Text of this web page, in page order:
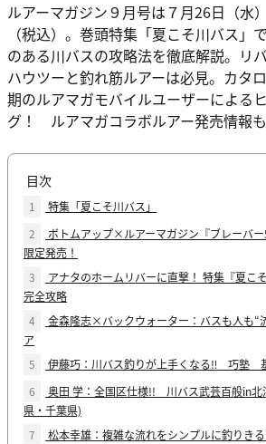
ルアーマガジン９月号は７月26日（水
（税込）。巻頭特集「夏こそ川バス」
のある川バスの攻略法を徹底解説。リ
ハウツーと釣れ筋ルアーは必見。カタ
期のルアマガモバイルユーザーによる
グ！ ルアマガコラボルアー発売情報も
目次
1
特集「夏こそ川バス」
2
ボトムアップ×ルアーマガジン『ブレーバー
限定発売！
3
アナタのホームリバーに直撃！ 特集『夏こ
完全攻略
4
金森隆志×バックウォーター：バスも人も“
ア
5
伊藤巧：川バス釣りが上手くなる‼ 巧塾
6
奥田 学：全国区仕様!! 川バス武芸百般in北
県・千葉県)
7
松本幸雄：複雑な流れをシンプルに釣りき